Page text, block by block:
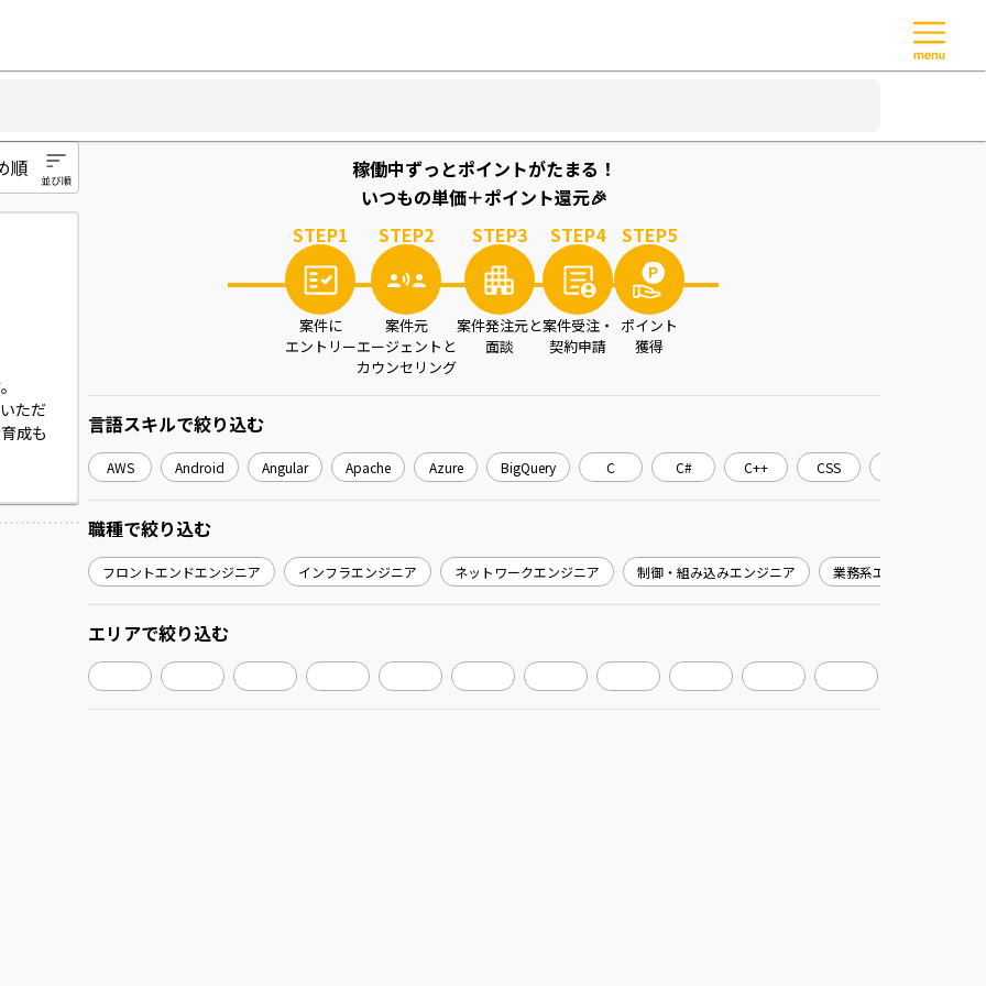
ただ
成も
稼働中ずっとポイントがたまる！
いつもの単価＋ポイント還元🎉
STEP1
案件に
エントリー
STEP2
案件元
エージェントと
カウンセリング
STEP3
案件発注元と
面談
STEP4
案件受注・
契約申請
STEP5
ポイント
獲得
言語スキルで絞り込む
AWS Android Angular Apache Azure BigQuery C C# C++ CSS
職種で絞り込む
フロントエンドエンジニア インフラエンジニア ネットワークエンジニア 制御・組み込みエンジニア 業務系エンジニア
エリアで絞り込む